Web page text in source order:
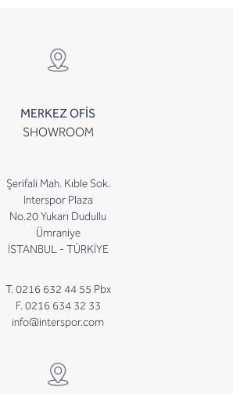
MERKEZ OFİS
SHOWROOM
Şerifali Mah. Kıble Sok.
Interspor Plaza
No.20 Yukarı Dudullu
Ümraniye
İSTANBUL - TÜRKİYE
T. 0216 632 44 55 Pbx
F. 0216 634 32 33
info@interspor.com